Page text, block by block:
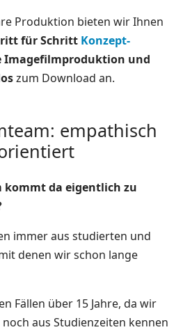
Produktion bieten wir Ihnen
für Schritt Konzept-
Imagefilmproduktion und
zum Download an.
empathisch
kommt da eigentlich zu
immer aus studierten und
denen wir schon lange
Fällen über 15 Jahre, da wir
aus Studienzeiten kennen